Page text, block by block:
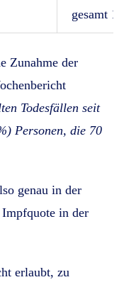
gesamt
Zunahme der
Todesfällen seit
Personen, die 70
genau in der
in der
erlaubt, zu